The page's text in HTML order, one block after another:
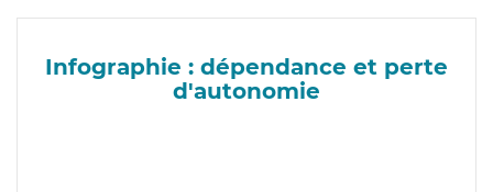
Infographie : dépendance et perte
d'autonomie